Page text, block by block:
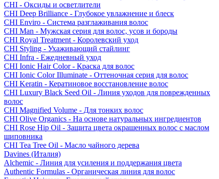
CHI - Оксиды и осветлители
CHI Deep Brilliance - Глубокое увлажнение и блеск
CHI Enviro - Система разглаживания волос
CHI Man - Мужская серия для волос, усов и бороды
CHI Royal Treatment - Королевский уход
CHI Styling - Ухаживающий стайлинг
CHI Infra - Ежедневный уход
CHI Ionic Hair Color - Краска для волос
CHI Ionic Color Illuminate - Оттеночная серия для волос
CHI Keratin - Кератиновое восстановление волос
CHI Luxury Black Seed Oil - Линия уходов для поврежденных
волос
CHI Magnified Volume - Для тонких волос
CHI Olive Organics - На основе натуральных ингредиентов
CHI Rose Hip Oil - Защита цвета окрашенных волос с маслом
шиповника
CHI Tea Tree Oil - Масло чайного дерева
Davines (Италия)
Alchemic - Линия для усиления и поддержания цвета
Authentic Formulas - Органическая линия для волос